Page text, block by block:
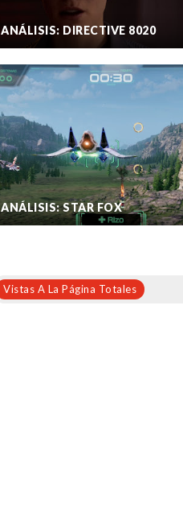
ANÁLISIS: DIRECTIVE 8020
ANÁLISIS: STAR FOX
Vistas A La Página Totales